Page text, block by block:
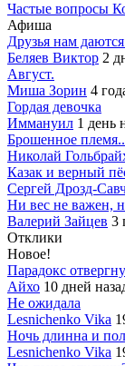
Частые вопросы
Афиша
Друзья нам
Беляев Виктор 2
Август.
Миша Зорин 4
Гордая девочка
Иммануил 1 день
Брошенное
Николай
Казак и верный
Сергей Дрозд-
Ни вес не важен,
Валерий Зайцев 3
Отклики
Новое!
Парадокс
Айхо 10 дней
Не ожидала
Lesnichenko Vika
Ночь длинна и
Lesnichenko Vika